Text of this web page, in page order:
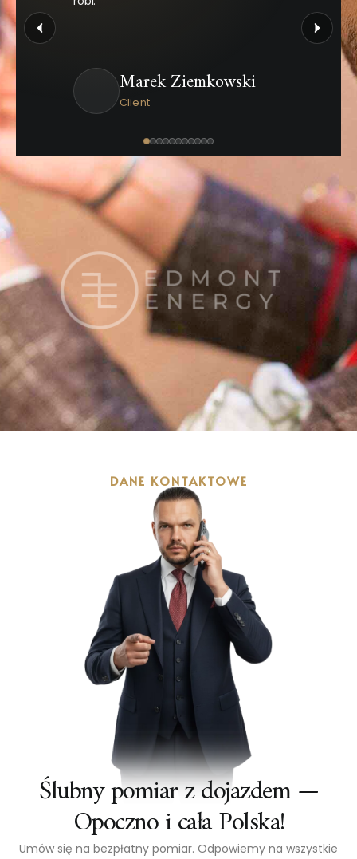
Marek Ziemkowski
Client
DANE KONTAKTOWE
Ślubny pomiar z dojazdem —
Opoczno i cała Polska!
Umów się na bezpłatny pomiar. Odpowiemy na wszystkie